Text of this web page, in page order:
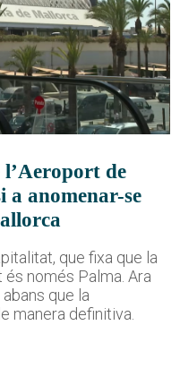
de
a anomenar-se
que fixa que la
només Palma. Ara
que la
manera definitiva.